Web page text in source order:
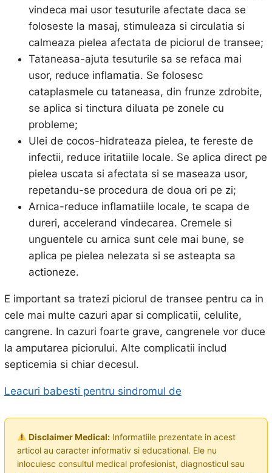
vindeca mai usor tesuturile afectate daca se
foloseste la masaj, stimuleaza si circulatia si
calmeaza pielea afectata de piciorul de transee;
Tataneasa-ajuta tesuturile sa se refaca mai
usor, reduce inflamatia. Se folosesc
cataplasmele cu tataneasa, din frunze zdrobite,
se aplica si tinctura diluata pe zonele cu
probleme;
Ulei de cocos-hidrateaza pielea, te fereste de
infectii, reduce iritatiile locale. Se aplica direct pe
pielea uscata si afectata si se maseaza usor,
repetandu-se procedura de doua ori pe zi;
Arnica-reduce inflamatiile locale, te scapa de
dureri, accelerand vindecarea. Cremele si
unguentele cu arnica sunt cele mai bune, se
aplica pe pielea nelezata si se asteapta sa
actioneze.
E important sa tratezi piciorul de transee pentru ca in
cele mai multe cazuri apar si complicatii, celulite,
cangrene. In cazuri foarte grave, cangrenele vor duce
la amputarea piciorului. Alte complicatii includ
septicemia si chiar decesul.
Leacuri babesti pentru sindromul de
Disclaimer Medical:Informatiile prezentate in acest
articol au caracter informativ si educational. Ele nu
inlocuiesc consultul medical profesionist, diagnosticul sau